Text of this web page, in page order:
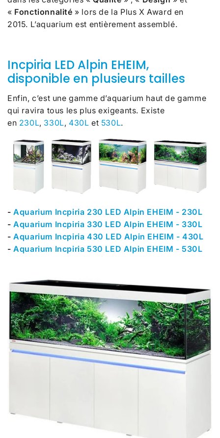
« Fonctionnalité » lors de la Plus X Award en
2015. L’aquarium est entièrement assemblé.
Incpiria LED Alpin EHEIM,
disponible en plusieurs tailles
Enfin, c’est une gamme d’aquarium haut de gamme
qui ravira tous les plus exigeants. Existe
en 230L, 330L, 430L et 530L.
- Aquarium Incpiria 230 LED Alpin EHEIM - 230L
- Aquarium Incpiria 330 LED Alpin EHEIM - 330L
- Aquarium Incpiria 430 LED Alpin EHEIM - 430L
- Aquarium Incpiria 530 LED Alpin EHEIM - 530L